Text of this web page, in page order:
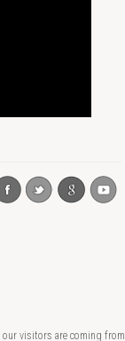
visitors are coming from.